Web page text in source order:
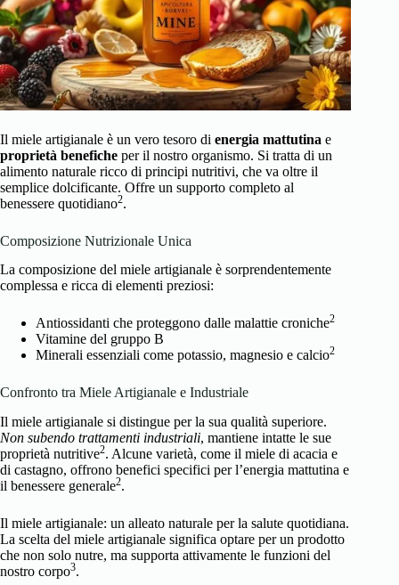
Il miele artigianale è un vero tesoro di energia mattutina e
proprietà benefiche per il nostro organismo. Si tratta di un
alimento naturale ricco di principi nutritivi, che va oltre il
semplice dolcificante. Offre un supporto completo al
benessere quotidiano2.
Composizione Nutrizionale Unica
La composizione del miele artigianale è sorprendentemente
complessa e ricca di elementi preziosi:
Antiossidanti che proteggono dalle malattie croniche2
Vitamine del gruppo B
Minerali essenziali come potassio, magnesio e calcio2
Confronto tra Miele Artigianale e Industriale
Il miele artigianale si distingue per la sua qualità superiore.
Non subendo trattamenti industriali, mantiene intatte le sue
proprietà nutritive2. Alcune varietà, come il miele di acacia e
di castagno, offrono benefici specifici per l’energia mattutina e
il benessere generale2.
Il miele artigianale: un alleato naturale per la salute quotidiana.
La scelta del miele artigianale significa optare per un prodotto
che non solo nutre, ma supporta attivamente le funzioni del
nostro corpo3.